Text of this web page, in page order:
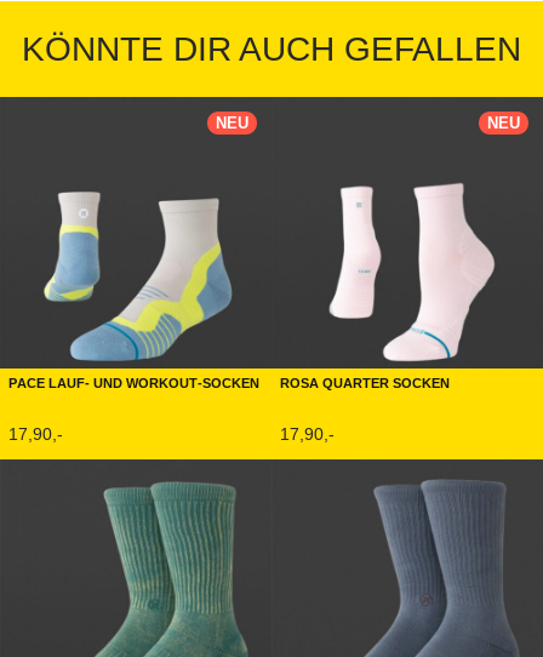
KÖNNTE DIR AUCH GEFALLEN
NEU
Pace Lauf- und Workout-Socken
17,90,-
NEU
Rosa Quarter Socken
17,90,-